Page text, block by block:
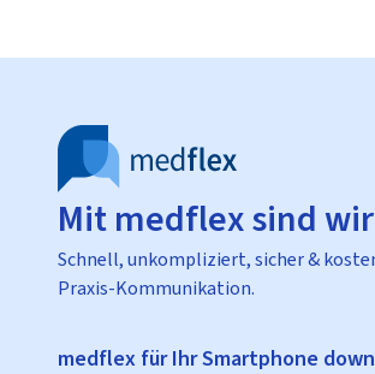
Mit medflex sind
Schnell, unkompliziert, sicher &
Praxis-Kommunikation.
medflex für Ihr Smartphone